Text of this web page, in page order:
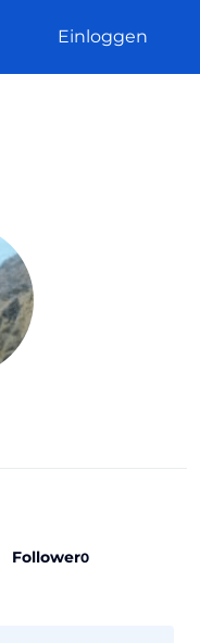
Einloggen
Follower0